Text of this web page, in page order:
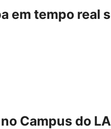
em tempo
Campus do